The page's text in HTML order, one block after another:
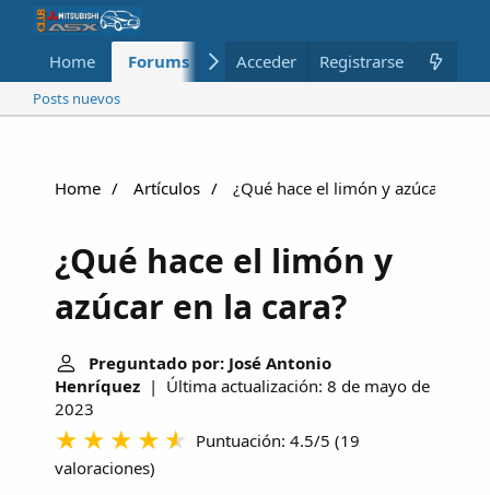
Home Forums Nuevo Miembros
Acceder Registrarse
Posts nuevos
Home Artículos ¿Qué hace el limón y azúcar en la
¿Qué hace el limón y
azúcar en la cara?
Preguntado por: José Antonio
Henríquez | Última actualización: 8 de mayo de
2023
Puntuación: 4.5/5 (19
valoraciones)